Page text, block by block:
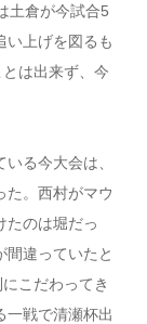
土倉が今試合5
い上げを図るも
は出来ず、今
る今大会は、
た。西村がマウ
たのは堀だっ
間違っていたと
こだわってき
一戦で清瀬杯出